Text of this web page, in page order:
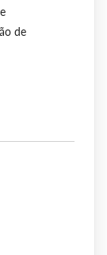
de